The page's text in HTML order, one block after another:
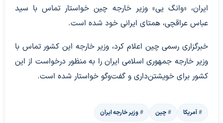
ایران، «وانگ یی» وزیر خارجه چین خواستار تماس با سید
عباس عراقچی، همتای ایرانی خود شده است.
خبرگزاری رسمی چین اعلام کرد، وزیر خارجه این کشور تماس با
وزیر خارجه جمهوری اسلامی ایران را به منظور درخواست از این
کشور برای خویشتن‌داری و گفت‌وگو خواستار شده است.
آمریکا چین وزیر خارجه ایران